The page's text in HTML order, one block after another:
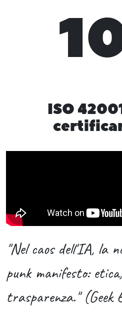
ISO
"Nel caos dell'IA, la
punk manifesto:
trasparenza."